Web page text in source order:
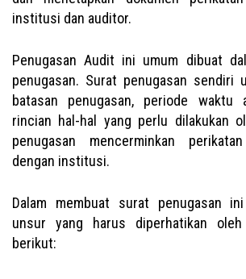
institusi dan auditor.
Penugasan Audit ini umum dibuat
penugasan. Surat penugasan sendiri
batasan penugasan, periode waktu
rincian hal-hal yang perlu dilakukan
penugasan mencerminkan
dengan institusi.
Dalam membuat surat penugasan
unsur yang harus diperhatikan
berikut: